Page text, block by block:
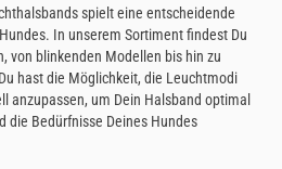
spielt eine entscheidende
In unserem Sortiment findest Du
von blinkenden Modellen bis hin zu
hast die Möglichkeit, die Leuchtmodi
anzupassen, um Dein Halsband optimal
die Bedürfnisse Deines Hundes